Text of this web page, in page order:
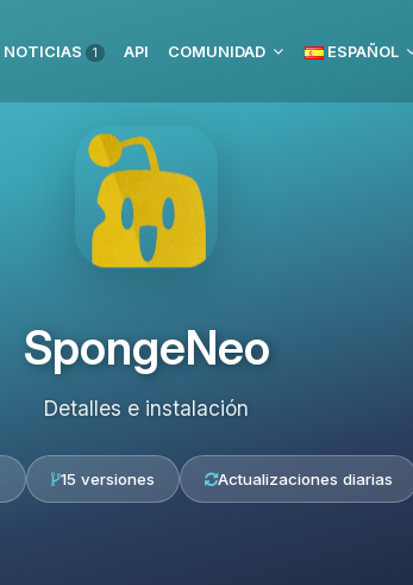
NOTICIAS 1 API COMUNIDAD ESPAÑOL
SpongeNeo
Detalles e instalación
15 versiones Actualizaciones diarias